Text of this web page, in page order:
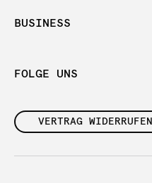
BUSINESS
FOLGE UNS
VERTRAG WIDERRUFEN